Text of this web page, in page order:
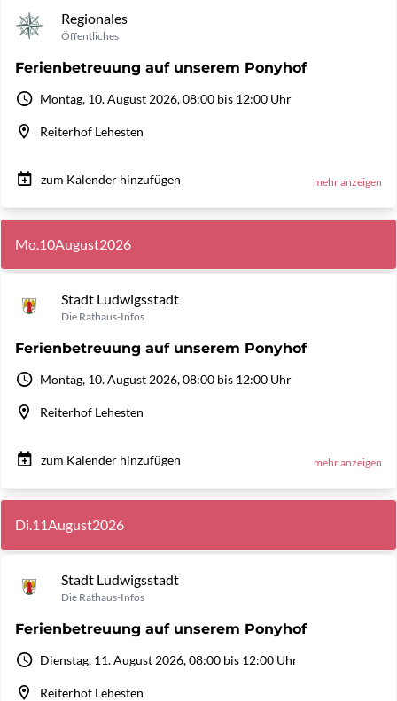
Regionales
Öffentliches
Ferienbetreuung auf unserem Ponyhof
Montag, 10. August 2026, 08:00 bis 12:00 Uhr
Reiterhof Lehesten
zum Kalender hinzufügen mehr anzeigen
Mo.10August2026
Stadt Ludwigsstadt
Die Rathaus-Infos
Ferienbetreuung auf unserem Ponyhof
Montag, 10. August 2026, 08:00 bis 12:00 Uhr
Reiterhof Lehesten
zum Kalender hinzufügen mehr anzeigen
Di.11August2026
Stadt Ludwigsstadt
Die Rathaus-Infos
Ferienbetreuung auf unserem Ponyhof
Dienstag, 11. August 2026, 08:00 bis 12:00 Uhr
Reiterhof Lehesten